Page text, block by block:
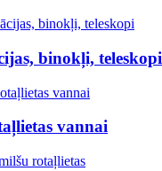
binokļi, teleskopi
vannai